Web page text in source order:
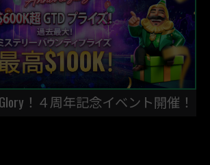
！４周年記念イベント開催！